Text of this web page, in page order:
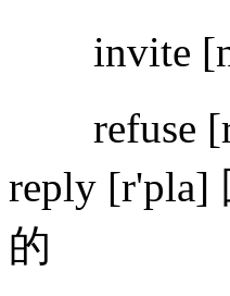
invite
refuse
reply [r'pla]
的